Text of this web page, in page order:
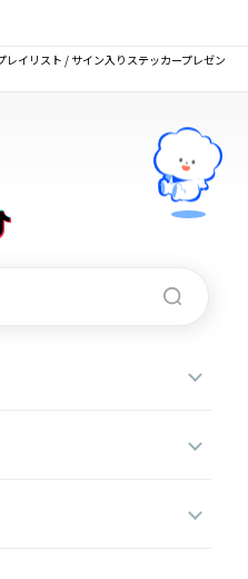
プレイリスト / サイン入りステッカープレゼン